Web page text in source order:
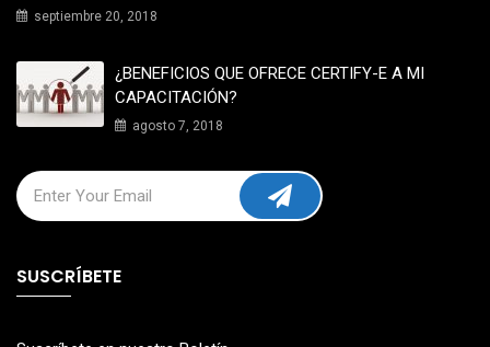
septiembre 20, 2018
¿BENEFICIOS QUE OFRECE CERTIFY-E A MI
CAPACITACIÓN?
agosto 7, 2018
SUSCRÍBETE